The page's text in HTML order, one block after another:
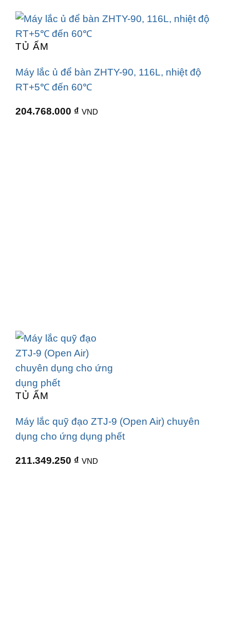
TỦ ẤM
Máy lắc ủ để bàn ZHTY-90, 116L, nhiệt độ
RT+5℃ đến 60℃
204.768.000 ₫ VND
TỦ ẤM
Máy lắc quỹ đạo ZTJ-9 (Open Air) chuyên
dụng cho ứng dụng phết
211.349.250 ₫ VND